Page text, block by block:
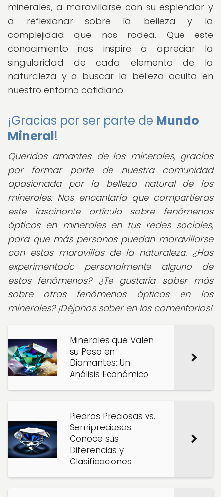
minerales, a maravillarse con su esplendor y
a reflexionar sobre la belleza y la
complejidad que nos rodea. Que este
conocimiento nos inspire a apreciar la
singularidad de cada elemento de la
naturaleza y a buscar la belleza oculta en
nuestro entorno cotidiano.
¡Gracias por ser parte de Mundo
Mineral!
Queridos amantes de los minerales,gracias
por formar parte de nuestra comunidad
apasionada por la belleza natural de los
minerales. Nos encantaría que compartieras
este fascinante artículo sobre fenómenos
ópticos en minerales en tus redes sociales,
para que más personas puedan maravillarse
con estas maravillas de la naturaleza. ¿Has
experimentado personalmente alguno de
estos fenómenos? ¿Te gustaría saber más
sobre otros fenómenos ópticos en los
minerales? ¡Déjanos saber en los comentarios!
Minerales que Valen
su Peso en
Diamantes: Un
Análisis Económico
Piedras Preciosas vs.
Semipreciosas:
Conoce sus
Diferencias y
Clasificaciones